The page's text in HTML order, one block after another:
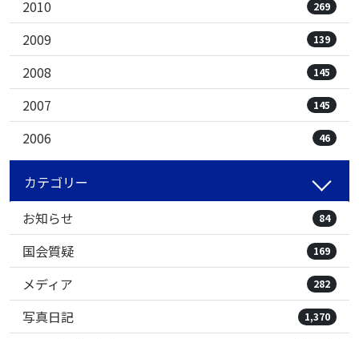
2010 269
2009 139
2008 145
2007 145
2006 46
カテゴリー
お知らせ
84
国会質疑 169
メディア 282
写真日記 1,370